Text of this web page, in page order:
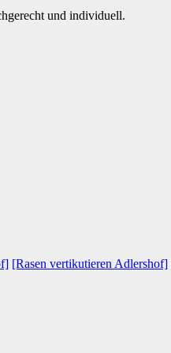
und individuell.
[Rasen vertikutieren Adlershof]